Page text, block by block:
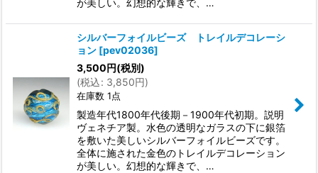
が美しい。幻想的な輝きで、…
シルバーフォイルビーズ トレイルデコレーシ
ョン [pev02036]
3,500円(税別)
(税込: 3,850円)
在庫数 1点
製造年代1800年代後期－1900年代初期。説明
ヴェネチア製。水色の透明なガラスの下に銀箔
を敷いた美しいシルバーフォイルビーズです。
全体に施された金色のトレイルデコレーション
が美しい。幻想的な輝きで、…